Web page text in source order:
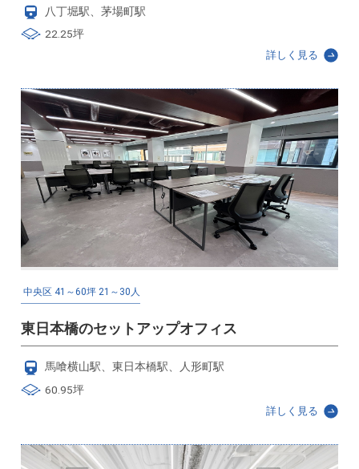
八丁堀駅、茅場町駅
22.25坪
詳しく見る
中央区 41～60坪 21～30人
東日本橋のセットアップオフィス
馬喰横山駅、東日本橋駅、人形町駅
60.95坪
詳しく見る